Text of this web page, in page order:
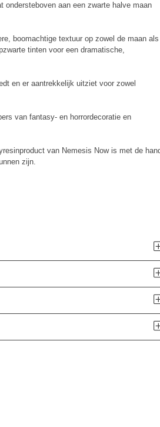
ondersteboven aan een zwarte halve maan
boomachtige textuur op zowel de maan als
tinten voor een dramatische,
en er aantrekkelijk uitziet voor zowel
van fantasy- en horrordecoratie en
van Nemesis Now is met de
zijn.